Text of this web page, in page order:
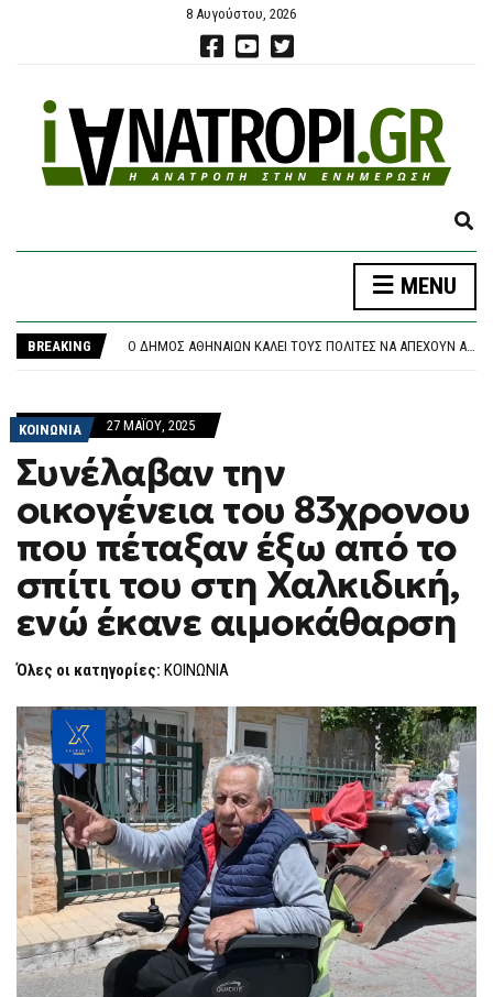
8 Αυγούστου, 2026
E
P
N
MENU
BREAKING
ΤΡΑΓΩΔΊΑ ΣΤΗΝ ΠΆΡΟ: 4ΧΡΟΝΟ ΠΑΙΔΊ ΈΧΑΣΕ ΤΗ ΖΩΉ ΤΟΥ ΣΕ ΠΙΣΊΝΑ BEACH BAR
Ο ΔΉΜΟΣ ΑΘΗΝΑΊΩΝ ΚΑΛΕΊ ΤΟΥΣ ΠΟΛΊΤΕΣ ΝΑ ΑΠΈΧΟΥΝ ΑΠΌ ΕΡΓΑΣΊΕΣ ΣΕ ΕΞΩΤΕΡΙΚΟΎΣ ΧΏΡΟΥΣ ΠΟΥ ΜΠΟΡΕΊ ΝΑ ΠΡΟΚΑΛΈΣΟΥΝ ΠΥΡΚΑΓΙΆ
ΚΟΙΝΩΝΙΑ 27 ΜΑΪ́ΟΥ, 2025
Συνέλαβαν την
οικογένεια του 83χρονου
που πέταξαν έξω από το
σπίτι του στη Χαλκιδική,
ενώ έκανε αιμοκάθαρση
Όλες οι κατηγορίες: ΚΟΙΝΩΝΙΑ